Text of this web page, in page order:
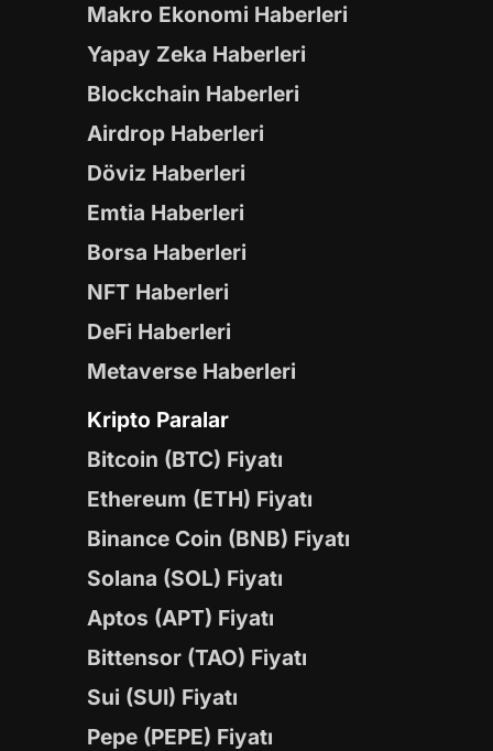
Makro Ekonomi Haberleri
Yapay Zeka Haberleri
Blockchain Haberleri
Airdrop Haberleri
Döviz Haberleri
Emtia Haberleri
Borsa Haberleri
NFT Haberleri
DeFi Haberleri
Metaverse Haberleri
Kripto Paralar
Bitcoin (BTC) Fiyatı
Ethereum (ETH) Fiyatı
Binance Coin (BNB) Fiyatı
Solana (SOL) Fiyatı
Aptos (APT) Fiyatı
Bittensor (TAO) Fiyatı
Sui (SUI) Fiyatı
Pepe (PEPE) Fiyatı